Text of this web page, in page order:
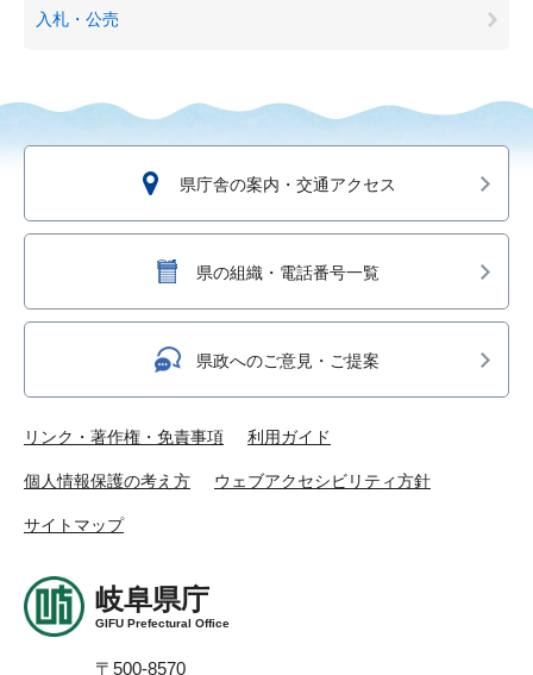
入札・公売
県庁舎の案内・交通アクセス
県の組織・電話番号一覧
県政へのご意見・ご提案
リンク・著作権・免責事項 利用ガイド
個人情報保護の考え方 ウェブアクセシビリティ方針
サイトマップ
岐阜県庁
GIFU Prefectural Office
〒500-8570